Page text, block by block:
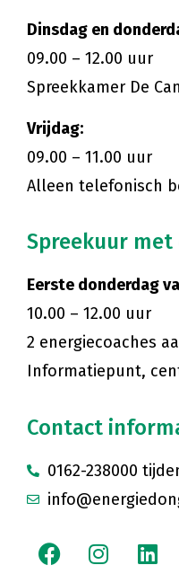
Dinsdag en
09.00 – 12.00 uur
Spreekkamer De
Vrijdag:
09.00 – 11.00 uur
Alleen telefonisch
Spreekuur met
Eerste donderdag
10.00 – 12.00 uur
2 energiecoaches
Informatiepunt,
Contact
0162-238000